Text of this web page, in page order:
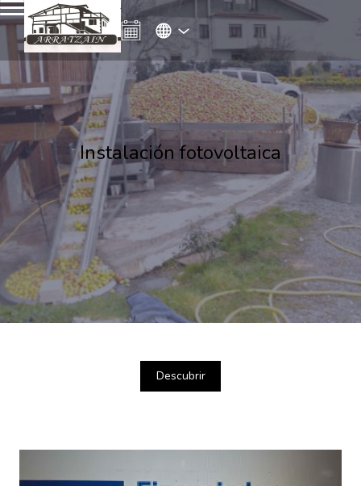
Instalación fotovoltaica
Descubrir